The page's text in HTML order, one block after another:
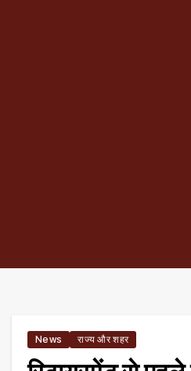
News राज्य और शहर